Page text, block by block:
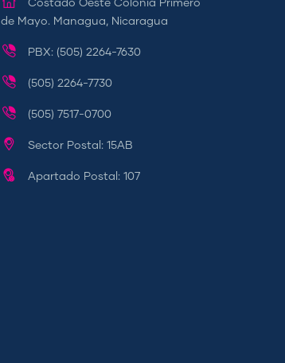
Costado Oeste Colonia Primero
de Mayo. Managua, Nicaragua
PBX: (505) 2264-7630
(505) 2264-7730
(505) 7517-0700
Sector Postal: 15AB
Apartado Postal: 107